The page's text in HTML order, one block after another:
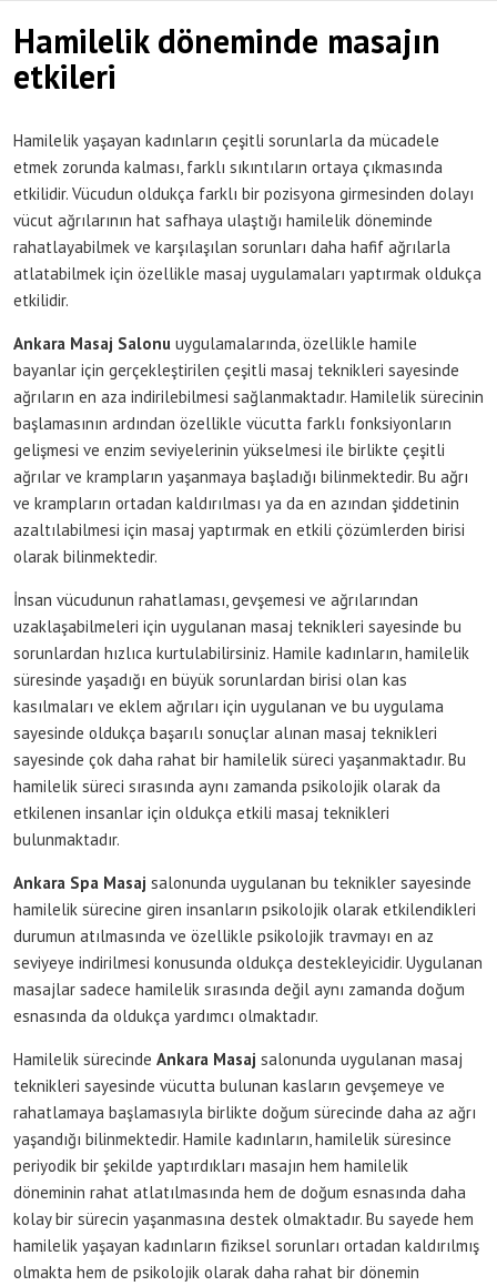
Hamilelik döneminde masajın
etkileri
Hamilelik yaşayan kadınların çeşitli sorunlarla da mücadele
etmek zorunda kalması, farklı sıkıntıların ortaya çıkmasında
etkilidir. Vücudun oldukça farklı bir pozisyona girmesinden dolayı
vücut ağrılarının hat safhaya ulaştığı hamilelik döneminde
rahatlayabilmek ve karşılaşılan sorunları daha hafif ağrılarla
atlatabilmek için özellikle masaj uygulamaları yaptırmak oldukça
etkilidir.
Ankara Masaj Salonu uygulamalarında, özellikle hamile
bayanlar için gerçekleştirilen çeşitli masaj teknikleri sayesinde
ağrıların en aza indirilebilmesi sağlanmaktadır. Hamilelik sürecinin
başlamasının ardından özellikle vücutta farklı fonksiyonların
gelişmesi ve enzim seviyelerinin yükselmesi ile birlikte çeşitli
ağrılar ve krampların yaşanmaya başladığı bilinmektedir. Bu ağrı
ve krampların ortadan kaldırılması ya da en azından şiddetinin
azaltılabilmesi için masaj yaptırmak en etkili çözümlerden birisi
olarak bilinmektedir.
İnsan vücudunun rahatlaması, gevşemesi ve ağrılarından
uzaklaşabilmeleri için uygulanan masaj teknikleri sayesinde bu
sorunlardan hızlıca kurtulabilirsiniz. Hamile kadınların, hamilelik
süresinde yaşadığı en büyük sorunlardan birisi olan kas
kasılmaları ve eklem ağrıları için uygulanan ve bu uygulama
sayesinde oldukça başarılı sonuçlar alınan masaj teknikleri
sayesinde çok daha rahat bir hamilelik süreci yaşanmaktadır. Bu
hamilelik süreci sırasında aynı zamanda psikolojik olarak da
etkilenen insanlar için oldukça etkili masaj teknikleri
bulunmaktadır.
Ankara Spa Masaj salonunda uygulanan bu teknikler sayesinde
hamilelik sürecine giren insanların psikolojik olarak etkilendikleri
durumun atılmasında ve özellikle psikolojik travmayı en az
seviyeye indirilmesi konusunda oldukça destekleyicidir. Uygulanan
masajlar sadece hamilelik sırasında değil aynı zamanda doğum
esnasında da oldukça yardımcı olmaktadır.
Hamilelik sürecinde Ankara Masaj salonunda uygulanan masaj
teknikleri sayesinde vücutta bulunan kasların gevşemeye ve
rahatlamaya başlamasıyla birlikte doğum sürecinde daha az ağrı
yaşandığı bilinmektedir. Hamile kadınların, hamilelik süresince
periyodik bir şekilde yaptırdıkları masajın hem hamilelik
döneminin rahat atlatılmasında hem de doğum esnasında daha
kolay bir sürecin yaşanmasına destek olmaktadır. Bu sayede hem
hamilelik yaşayan kadınların fiziksel sorunları ortadan kaldırılmış
olmakta hem de psikolojik olarak daha rahat bir dönemin